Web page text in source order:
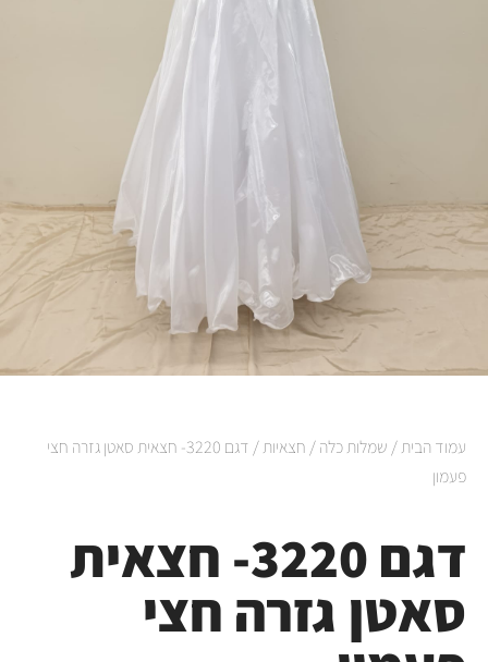
עמוד הבית/ שמלות כלה/ חצאיות
/ דגם 3220- חצאית סאטן גזרה חצי
פעמון
דגם 3220- חצאית
סאטן גזרה חצי